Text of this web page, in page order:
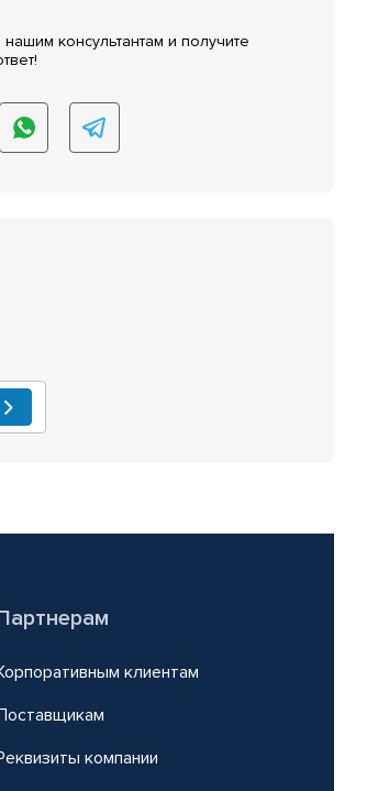
консультантам и получите
клиентам
компании